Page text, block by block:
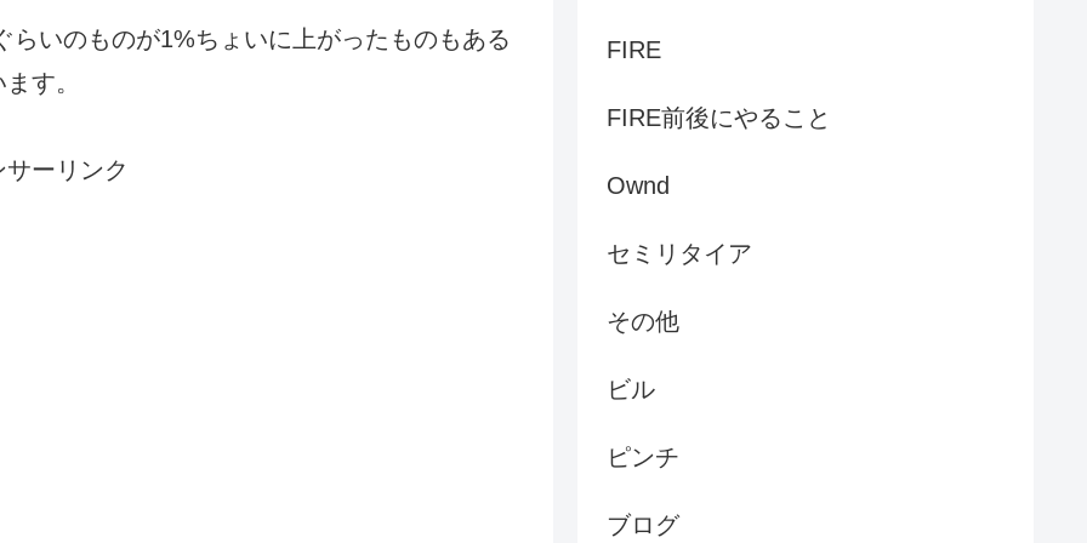
いのものが1%ちょいに上がったものもある
す。
サーリンク
FIRE
FIRE前後にやること
Ownd
セミリタイア
その他
ビル
ピンチ
ブログ